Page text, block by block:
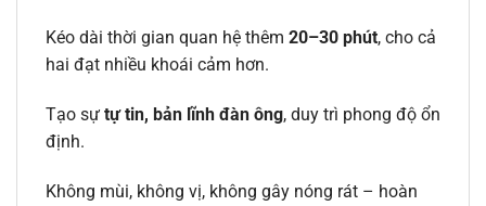
Kéo dài thời gian quan hệ thêm 20–30 phút, cho cả
hai đạt nhiều khoái cảm hơn.
Tạo sự tự tin, bản lĩnh đàn ông, duy trì phong độ ổn
định.
Không mùi, không vị, không gây nóng rát – hoàn